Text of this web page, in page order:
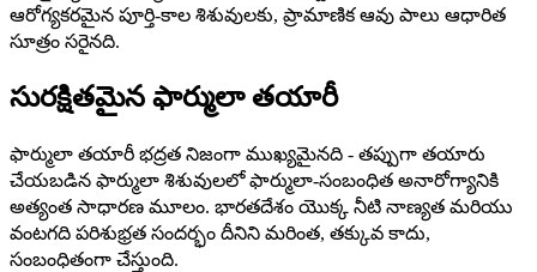
ఆరోగ్యకరమైన పూర్తి-కాల శిశువులకు, ప్రామాణిక ఆవు పాలు ఆధారిత
సూత్రం సరైనది.
సురక్షితమైన ఫార్ములా తయారీ
ఫార్ములా తయారీ భద్రత నిజంగా ముఖ్యమైనది - తప్పుగా తయారు
చేయబడిన ఫార్ములా శిశువులలో ఫార్ములా-సంబంధిత అనారోగ్యానికి
అత్యంత సాధారణ మూలం. భారతదేశం యొక్క నీటి నాణ్యత మరియు
వంటగది పరిశుభ్రత సందర్భం దీనిని మరింత, తక్కువ కాదు,
సంబంధితంగా చేస్తుంది.